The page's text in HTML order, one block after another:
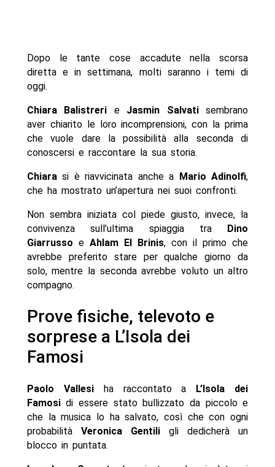
Dopo le tante cose accadute nella scorsa
diretta e in settimana, molti saranno i temi di
oggi.
Chiara Balistreri e Jasmin Salvatisembrano
aver chiarito le loro incomprensioni, con la prima
che vuole dare la possibilità alla seconda di
conoscersi e raccontare la sua storia.
Chiarasi è riavvicinata anche a Mario Adinolfi,
che ha mostrato un’apertura nei suoi confronti.
Non sembra iniziata col piede giusto, invece, la
convivenza sull’ultima spiaggia tra Dino
Giarrusso e Ahlam El Brinis, con il primo che
avrebbe preferito stare per qualche giorno da
solo, mentre la seconda avrebbe voluto un altro
compagno.
Prove fisiche, televoto e
sorprese a L’Isola dei
Famosi
Paolo Vallesi ha raccontato a L’Isola dei
Famosidi essere stato bullizzato da piccolo e
che la musica lo ha salvato, così che con ogni
probabilità Veronica Gentili gli dedicherà un
blocco in puntata.